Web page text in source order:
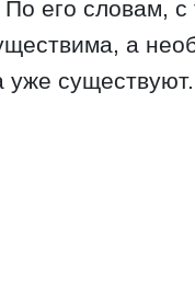
его словам, с
а
уже существуют.